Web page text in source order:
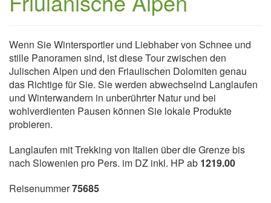
Wenn Sie Wintersportler und Liebhaber von Schnee und
stille Panoramen sind, ist diese Tour zwischen den
Julischen Alpen und den Friaulischen Dolomiten genau
das Richtige für Sie. Sie werden abwechselnd Langlaufen
und Winterwandern in unberührter Natur und bei
wohlverdienten Pausen können Sie lokale Produkte
probieren.
Langlaufen mit Trekking von Italien über die Grenze bis
nach Slowenien pro Pers. im DZ inkl. HP ab 1219.00
Reisenummer75685